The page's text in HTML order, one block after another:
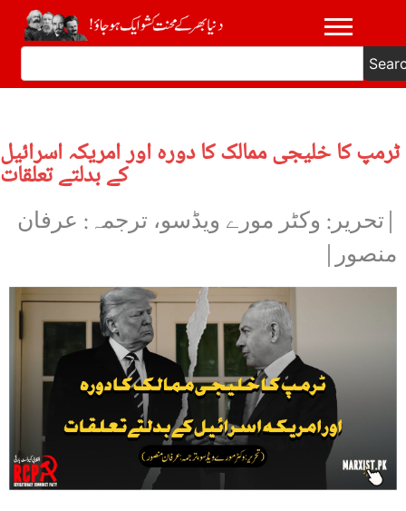
ٹرمپ کا خلیجی ممالک کا دورہ اور امریکہ اسرائیل
کے بدلتے تعلقات
|تحریر: وکٹر مورے ویڈسو، ترجمہ: عرفان
منصور|